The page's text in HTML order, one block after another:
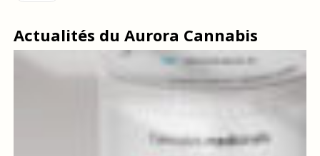
Actualités du Aurora Cannabis